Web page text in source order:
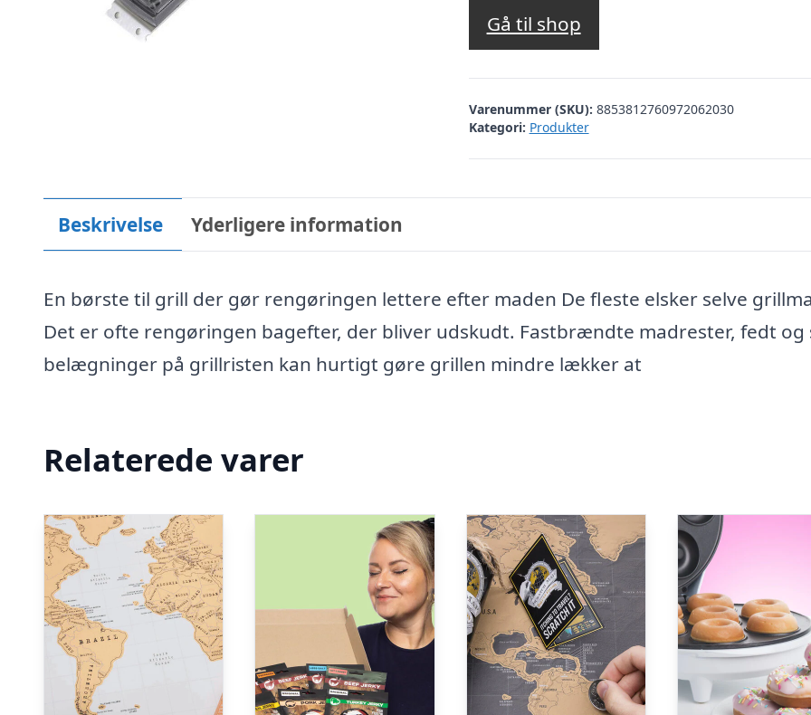
Gå til shop
Varenummer (SKU): 8853812760972062030
Kategori: Produkter
Beskrivelse Yderligere information
En børste til grill der gør rengøringen lettere efter maden De fleste elsker selve
Det er ofte rengøringen bagefter, der bliver udskudt. Fastbrændte madrester, fedt og
belægninger på grillristen kan hurtigt gøre grillen mindre lækker at
Relaterede varer